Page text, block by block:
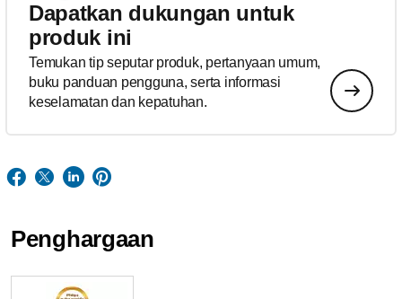
Dapatkan dukungan untuk
produk ini
Temukan tip seputar produk, pertanyaan umum,
buku panduan pengguna, serta informasi
keselamatan dan kepatuhan.
Penghargaan